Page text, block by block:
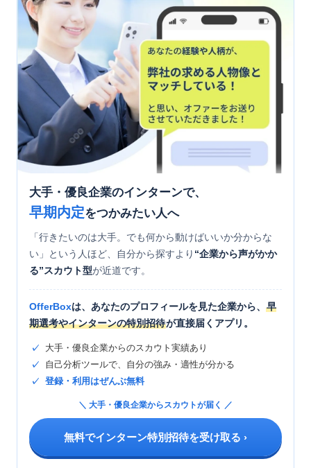
大手・優良企業のインターンで、
早期内定をつかみたい人へ
「行きたいのは大手。でも何から動けばいいか分からな
い」という人ほど、自分から探すより “企業から声がかか
る”スカウト型が近道です。
OfferBoxは、あなたのプロフィールを見た企業から、 早
期選考やインターンの特別招待が直接届くアプリ。
大手・優良企業からのスカウト実績あり
自己分析ツールで、自分の強み・適性が分かる
登録・利用はぜんぶ無料
＼ 大手・優良企業からスカウトが届く ／
無料でインターン特別招待を受け取る ›